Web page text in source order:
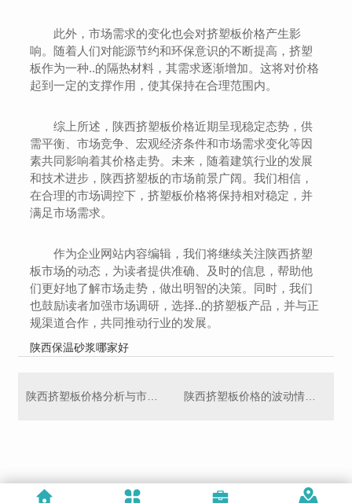
此外，市场需求的变化也会对挤塑板价格产生影
响。随着人们对能源节约和环保意识的不断提高，挤塑
板作为一种..的隔热材料，其需求逐渐增加。这将对价格
起到一定的支撑作用，使其保持在合理范围内。
综上所述，陕西挤塑板价格近期呈现稳定态势，供
需平衡、市场竞争、宏观经济条件和市场需求变化等因
素共同影响着其价格走势。未来，随着建筑行业的发展
和技术进步，陕西挤塑板的市场前景广阔。我们相信，
在合理的市场调控下，挤塑板价格将保持相对稳定，并
满足市场需求。
作为企业网站内容编辑，我们将继续关注陕西挤塑
板市场的动态，为读者提供准确、及时的信息，帮助他
们更好地了解市场走势，做出明智的决策。同时，我们
也鼓励读者加强市场调研，选择..的挤塑板产品，并与正
规渠道合作，共同推动行业的发展。
陕西保温砂浆哪家好